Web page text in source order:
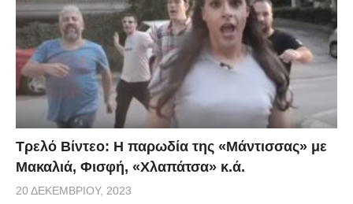
Τρελό Βίντεο: H παρωδία της «Μάντισσας» με
Μακαλιά, Φισφή, «Χλαπάτσα» κ.ά.
20 ΔΕΚΕΜΒΡΊΟΥ, 2023